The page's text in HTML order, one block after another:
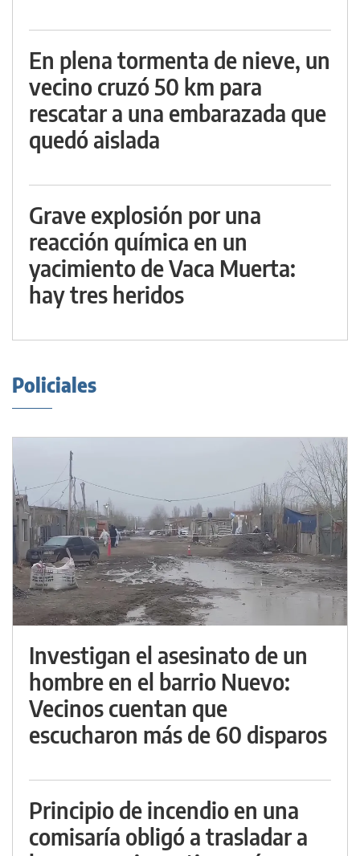
En plena tormenta de nieve, un
vecino cruzó 50 km para
rescatar a una embarazada que
quedó aislada
Grave explosión por una
reacción química en un
yacimiento de Vaca Muerta:
hay tres heridos
Policiales
Investigan el asesinato de un
hombre en el barrio Nuevo:
Vecinos cuentan que
escucharon más de 60 disparos
Principio de incendio en una
comisaría obligó a trasladar a